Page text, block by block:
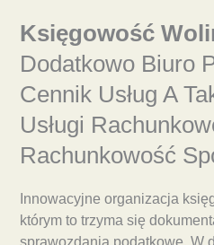
Księgowość
Dodatkowo Biuro
Cennik Usług A
Usługi
Rachunkowość
Innowacyjne organizacja
którym to trzyma się
sprawozdania podatkowe. W